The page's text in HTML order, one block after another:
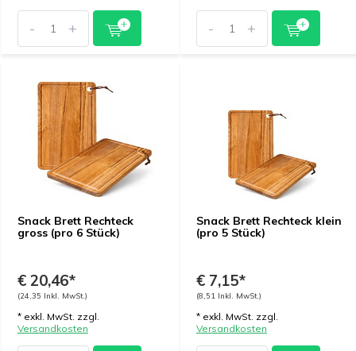
- + - +
Snack Brett Rechteck
gross (pro 6 Stück)
€ 20,46*
(24,35 Inkl. MwSt.)
* exkl. MwSt. zzgl.
Versandkosten
Snack Brett Rechteck klein
(pro 5 Stück)
€ 7,15*
(8,51 Inkl. MwSt.)
* exkl. MwSt. zzgl.
Versandkosten